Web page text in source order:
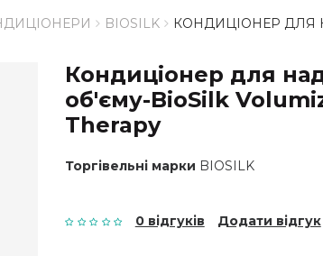
BIOSILK КОНДИЦІОНЕР ДЛЯ
Кондиціонер для
об'єму-BioSilk
Therapy
Торгівельні марки BIOSILK
0 відгуків Додати відгук